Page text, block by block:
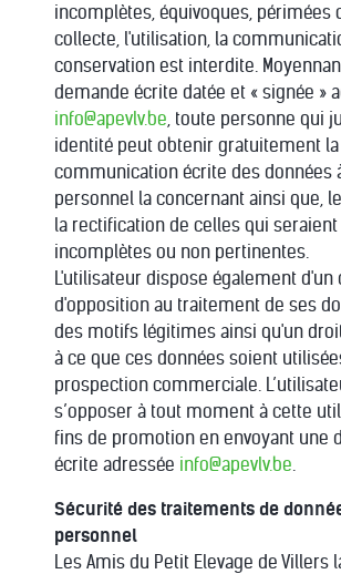
incomplètes, équivoques, périmées
collecte, l'utilisation, la
conservation est interdite.
demande écrite datée et « signée »
info@apevlv.be , toute personne qui
identité peut obtenir gratuitement la
communication écrite des données
personnel la concernant ainsi que,
la rectification de celles qui seraient
incomplètes ou non pertinentes.
L'utilisateur dispose également d'un
d'opposition au traitement de ses
des motifs légitimes ainsi qu'un
à ce que ces données soient
prospection commerciale.
s’opposer à tout moment à cette
fins de promotion en envoyant une
écrite adressée info@apevlv.be
Sécurité des traitements de
personnel
Les Amis du Petit Elevage de Villers